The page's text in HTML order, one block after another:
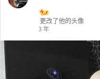
更改了他的头像
3 年